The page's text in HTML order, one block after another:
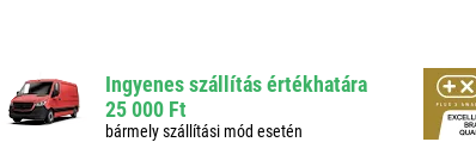
Ingyenes szállítás értékhatára
25 000 Ft
bármely szállítási mód esetén